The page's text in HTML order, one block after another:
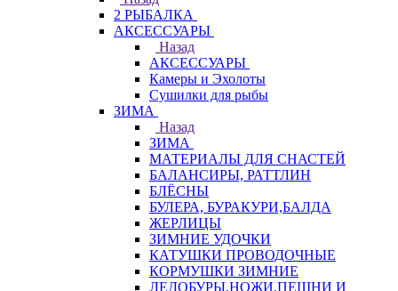
2 РЫБАЛКА
АКСЕССУАРЫ
Назад
АКСЕССУАРЫ
Камеры и Эхолоты
Сушилки для рыбы
ЗИМА
Назад
ЗИМА
МАТЕРИАЛЫ ДЛЯ СНАСТЕЙ
БАЛАНСИРЫ, РАТТЛИН
БЛЁСНЫ
БУЛЕРА, БУРАКУРИ,БАЛДА
ЖЕРЛИЦЫ
ЗИМНИЕ УДОЧКИ
КАТУШКИ ПРОВОДОЧНЫЕ
КОРМУШКИ ЗИМНИЕ
ЛЕДОБУРЫ,НОЖИ,ПЕШНИ И